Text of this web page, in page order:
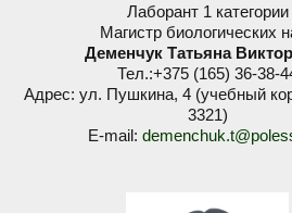
Лаборант 1 категории
Магистр биологических
Деменчук Татьяна
Тел.:+375 (165) 36-38-
Адрес: ул. Пушкина, 4 (учебный
3321)
E-mail: